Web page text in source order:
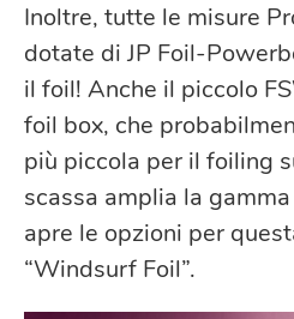
Inoltre, tutte le misure
dotate di JP Foil-
il foil! Anche il piccolo
foil box, che
più piccola per il foiling
scassa amplia la
apre le opzioni per
“Windsurf Foil”.